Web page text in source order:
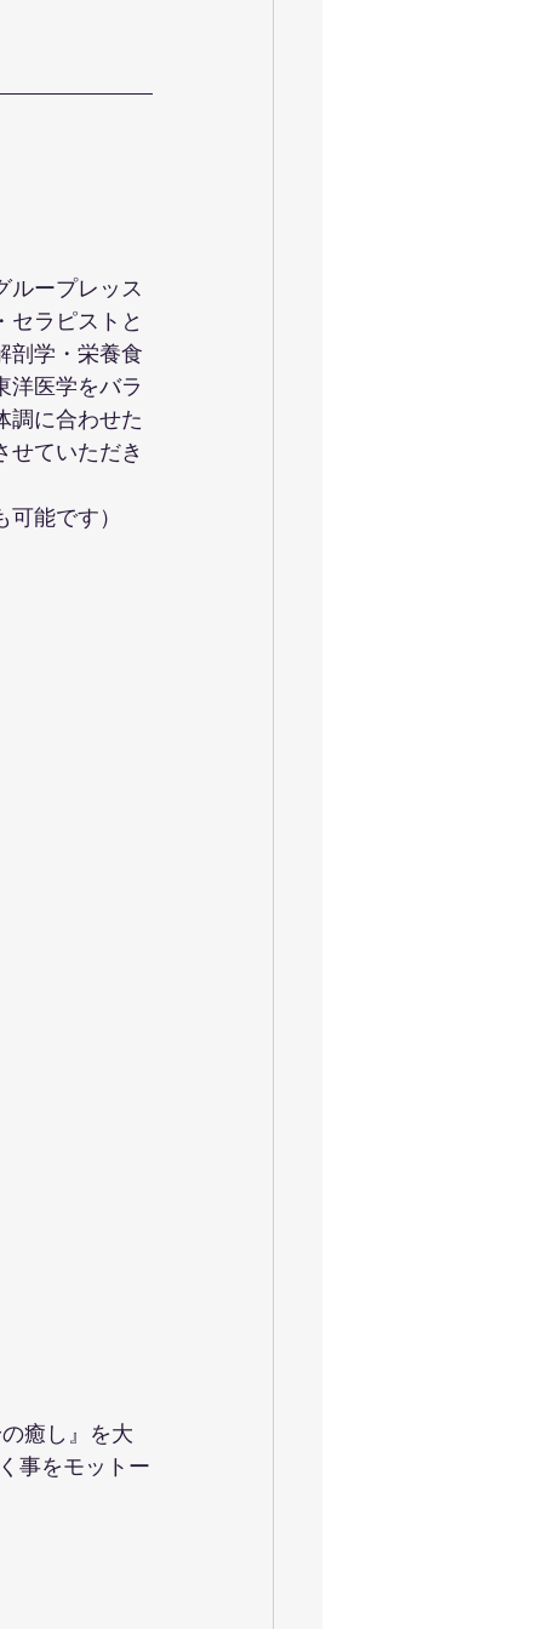
ループレッス
セラピストと
剖学・栄養食
洋医学をバラ
調に合わせた
せていただき
能です）
癒し』を大
事をモットー